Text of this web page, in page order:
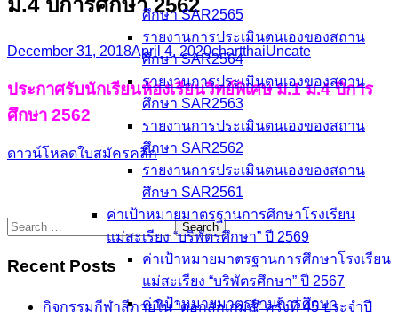
ศึกษา SAR2565
รายงานการประเมินตนเองของสถาน
ศึกษา SAR2564
รายงานการประเมินตนเองของสถาน
ศึกษา SAR2563
รายงานการประเมินตนเองของสถาน
ศึกษา SAR2562
รายงานการประเมินตนเองของสถาน
ศึกษา SAR2561
ค่าเป้าหมายมาตรฐานการศึกษาโรงเรียน
แม่สะเรียง “บริพัตรศึกษา” ปี 2569
ค่าเป้าหมายมาตรฐานการศึกษาโรงเรียน
แม่สะเรียง “บริพัตรศึกษา” ปี 2567
ค่าเป้าหมายมาตรฐานการศึกษา
December 31, 2018April 4, 2020chartthaiUncate
ประกาศรับนักเรียนห้องเรียนวิทย์พิเศษ ม.1 ม.4 ปีการ
ศึกษา 2562
ดาวน์โหลดใบสมัครคลิก
Search
Recent Posts
กิจกรรมกีฬาสีภายใน “ดอกสักเกมส์” ครั้งที่ 45 ประจำปี